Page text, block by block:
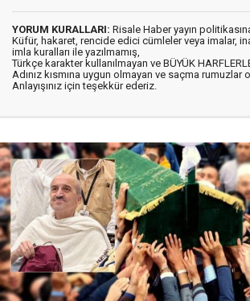
YORUM KURALLARI: Risale Haber yayın
Küfür, hakaret, rencide edici cümleler veya imalar,
imla kuralları ile yazılmamış,
Türkçe karakter kullanılmayan ve BÜYÜK
Adınız kısmına uygun olmayan ve saçma rumuzlar
Anlayışınız için teşekkür ederiz.